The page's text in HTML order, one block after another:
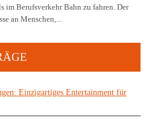
im Berufsverkehr Bahn zu fahren. Der
an Menschen,...
Einzigartiges Entertainment für